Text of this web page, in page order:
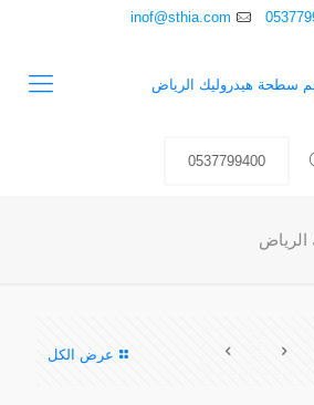
inof@sthia.com
0537799400
عرض الكل